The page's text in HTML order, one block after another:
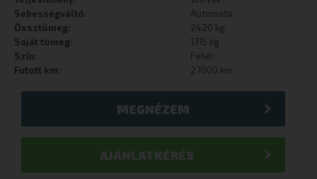
Sebességváltó:
Automata
Össztömeg:
2420 kg
Saját tömeg:
1715 kg
Szín:
Fehér
Futott km:
27000 km
MEGNÉZEM
AJÁNLATKÉRÉS